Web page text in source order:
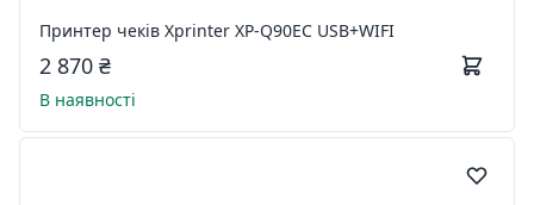
Принтер чеків Xprinter XP-Q90EC USB+WIFI
2 870 ₴
В наявності